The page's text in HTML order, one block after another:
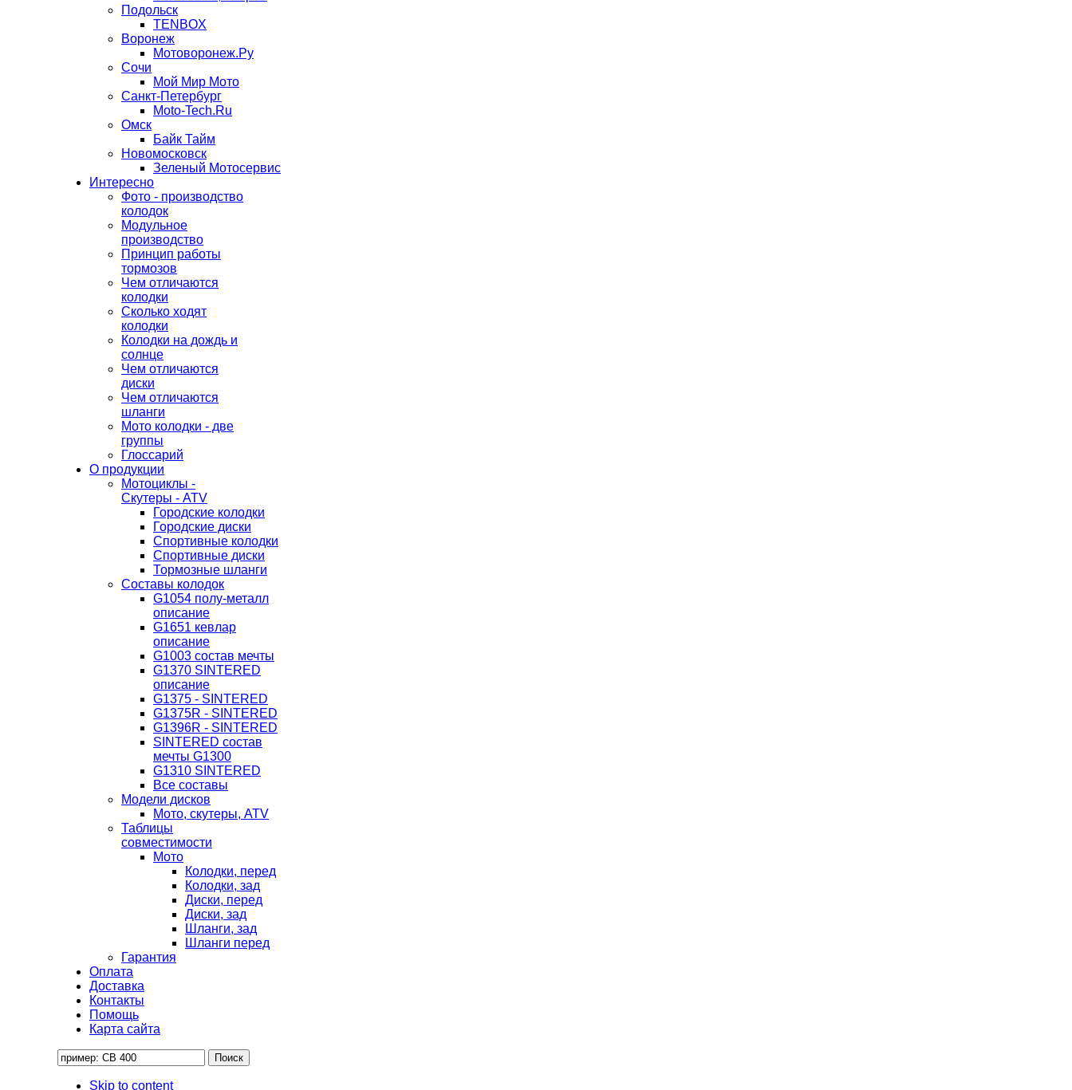
Подольск
TENBOX
Воронеж
Мотоворонеж.Ру
Сочи
Мой Мир Мото
Санкт-Петербург
Moto-Tech.Ru
Омск
Байк Тайм
Новомосковск
Зеленый Мотосервис
Интересно
Фото - производство
колодок
Модульное
производство
Принцип работы
тормозов
Чем отличаются
колодки
Сколько ходят
колодки
Колодки на дождь и
солнце
Чем отличаются
диски
Чем отличаются
шланги
Мото колодки - две
группы
Глоссарий
О продукции
Мотоциклы -
Скутеры - ATV
Городские колодки
Городские диски
Спортивные колодки
Спортивные диски
Тормозные шланги
Составы колодок
G1054 полу-металл
описание
G1651 кевлар
описание
G1003 состав мечты
G1370 SINTERED
описание
G1375 - SINTERED
G1375R - SINTERED
G1396R - SINTERED
SINTERED состав
мечты G1300
G1310 SINTERED
Все составы
Модели дисков
Мото, скутеры, ATV
Таблицы
совместимости
Мото
Колодки, перед
Колодки, зад
Диски, перед
Диски, зад
Шланги, зад
Шланги перед
Гарантия
Оплата
Доставка
Контакты
Помощь
Карта сайта
Skip to content